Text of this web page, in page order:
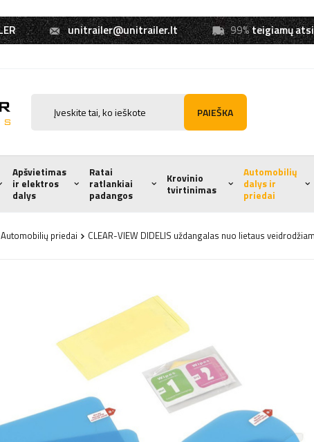
unitrailer@unitrailer.lt 99%teigiamų
PAIEŠKA
Apšvietimas
ir elektros
dalys
Ratai
ratlankiai
padangos
Krovinio
tvirtinimas
Automobilių
dalys ir
priedai
Automobilių priedai CLEAR-VIEW DIDELIS uždangalas nuo lietaus